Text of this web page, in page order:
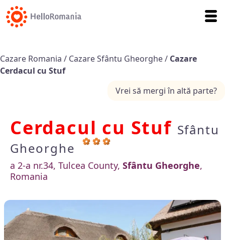
Cazare Romania / Cazare Sfântu Gheorghe/ Cazare
Cerdacul cu Stuf
Vrei să mergi în altă parte?
Cerdacul cu Stuf Sfântu
Gheorghe
a 2-a nr.34, Tulcea County, Sfântu Gheorghe,
Romania